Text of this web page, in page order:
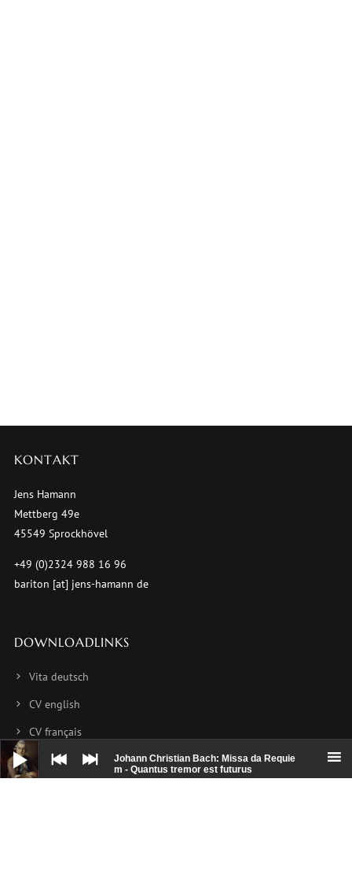
Audio-
Player
Johann Christian Bach: Missa da Requie
m - Quantus tremor est futurus
KONTAKT
Jens Hamann
Mettberg 49e
45549 Sprockhövel
+49 (0)2324 988 16 96
bariton [at] jens-hamann de
DOWNLOADLINKS
Vita deutsch
CV english
CV français
Foto 1